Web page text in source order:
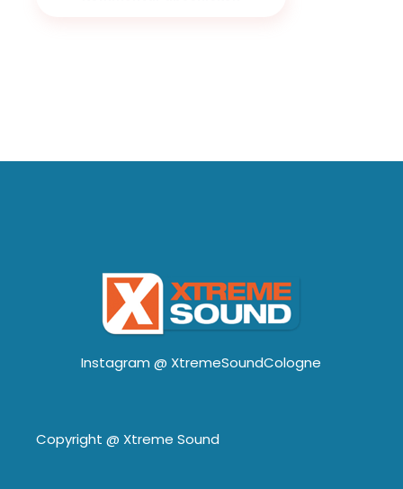
Instagram @ XtremeSoundCologne
Copyright @ Xtreme Sound